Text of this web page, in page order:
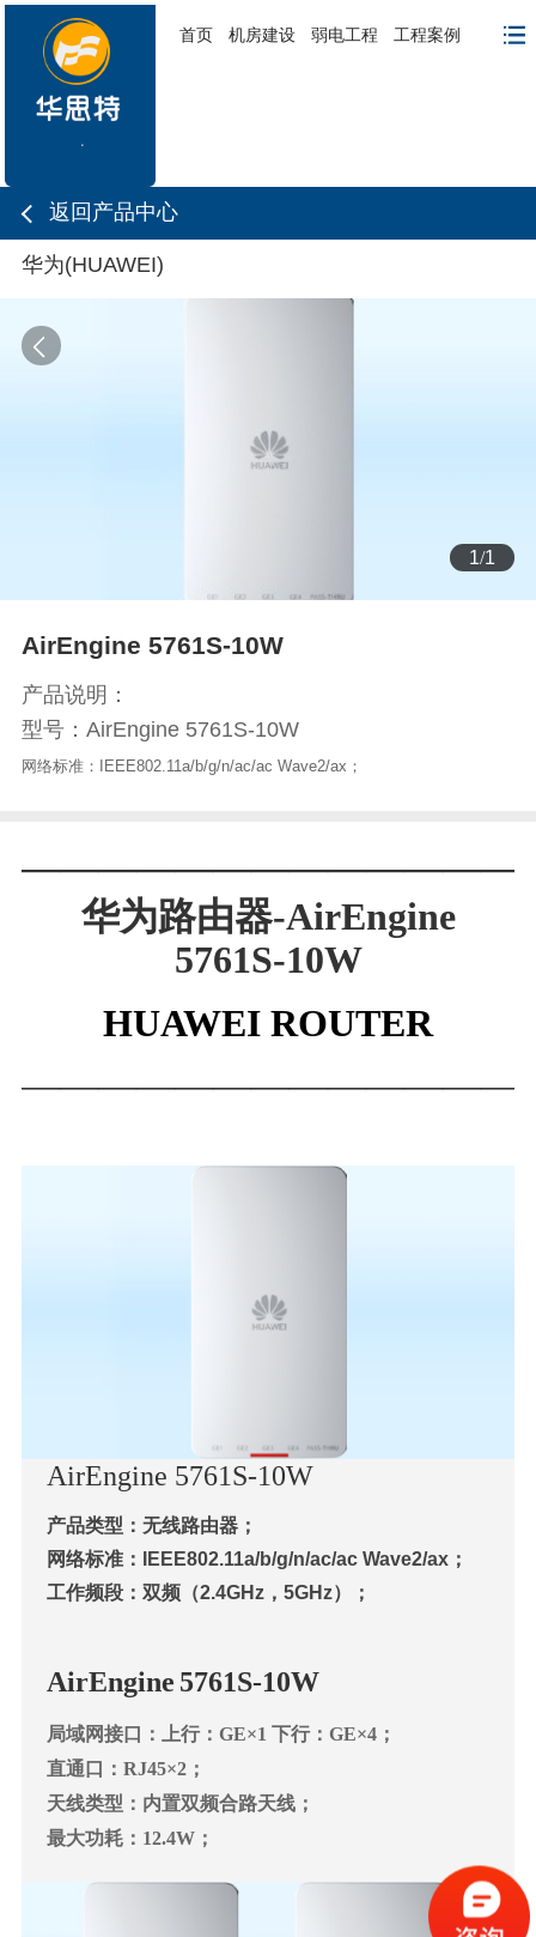
首页 机房建设 弱电工程 工程案例
返回产品中心
华为(HUAWEI)
1/1
AirEngine 5761S-10W
产品说明：
型号：AirEngine 5761S-10W
网络标准：IEEE802.11a/b/g/n/ac/ac Wave2/ax；
华为路由器-AirEngine
5761S-10W
HUAWEI ROUTER
AirEngine 5761S-10W
产品类型：无线路由器；
网络标准：IEEE802.11a/b/g/n/ac/ac Wave2/ax；
工作频段：双频（2.4GHz，5GHz）；
AirEngine 5761S-10W
局域网接口：上行：GE×1 下行：GE×4；
直通口：RJ45×2；
天线类型：内置双频合路天线；
最大功耗：12.4W；